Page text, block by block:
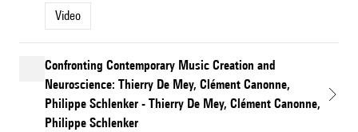
Video
Confronting Contemporary Music Creation and
Neuroscience: Thierry De Mey, Clément Canonne,
Philippe Schlenker - Thierry De Mey, Clément Canonne,
Philippe Schlenker